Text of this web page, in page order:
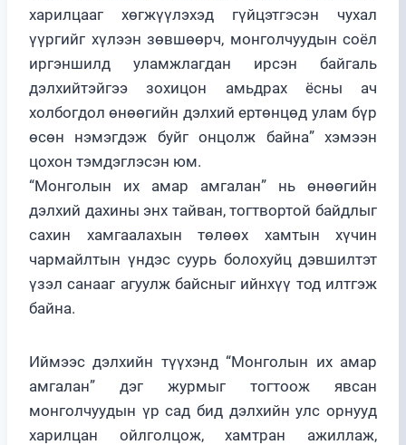
харилцааг хөгжүүлэхэд гүйцэтгэсэн чухал
үүргийг хүлээн зөвшөөрч, монголчуудын соёл
иргэншилд уламжлагдан ирсэн байгаль
дэлхийтэйгээ зохицон амьдрах ёсны ач
холбогдол өнөөгийн дэлхий ертөнцөд улам бүр
өсөн нэмэгдэж буйг онцолж байна” хэмээн
цохон тэмдэглэсэн юм.
“Монголын их амар амгалан” нь өнөөгийн
дэлхий дахины энх тайван, тогтвортой байдлыг
сахин хамгаалахын төлөөх хамтын хүчин
чармайлтын үндэс суурь болохуйц дэвшилтэт
үзэл санааг агуулж байсныг ийнхүү тод илтгэж
байна.
Иймээс дэлхийн түүхэнд “Монголын их амар
амгалан” дэг журмыг тогтоож явсан
монголчуудын үр сад бид дэлхийн улс орнууд
харилцан ойлголцож, хамтран ажиллаж,